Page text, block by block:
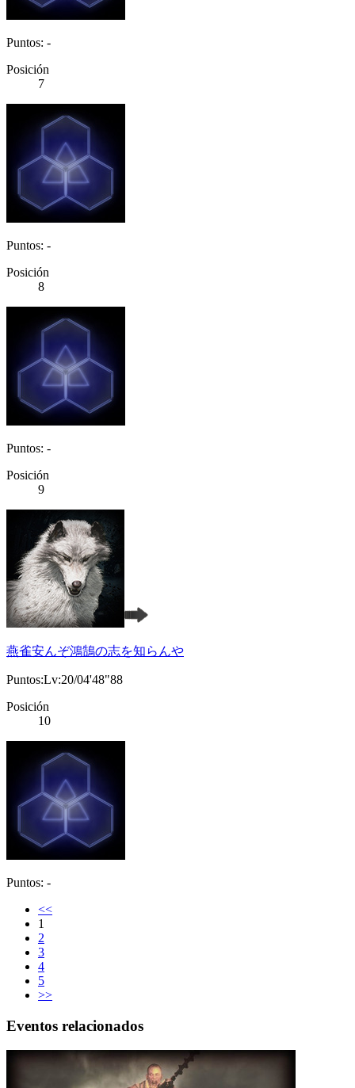
Puntos: -
Posición
7
Puntos: -
Posición
8
Puntos: -
Posición
9
燕雀安んぞ鴻鵠の志を知らんや
Puntos:Lv:20/04'48"88
Posición
10
Puntos: -
<<
1
2
3
4
5
>>
Eventos relacionados